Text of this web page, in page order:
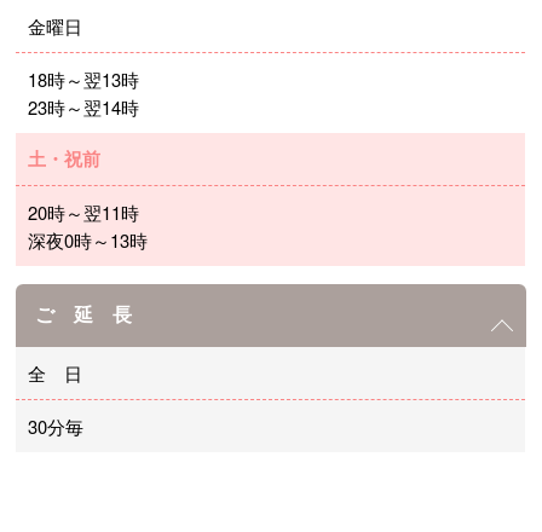
金曜日
18時～翌13時
23時～翌14時
土・祝前
20時～翌11時
深夜0時～13時
ご 延 長
全 日
30分毎